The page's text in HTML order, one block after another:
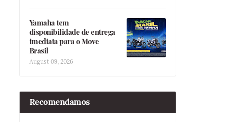
Yamaha tem
disponibilidade de entrega
imediata para o Move
Brasil
August 09, 2026
Recomendamos